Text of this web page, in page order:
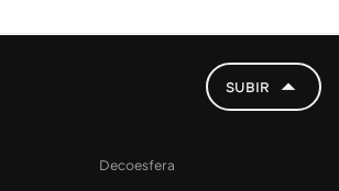
SUBIR
Decoesfera